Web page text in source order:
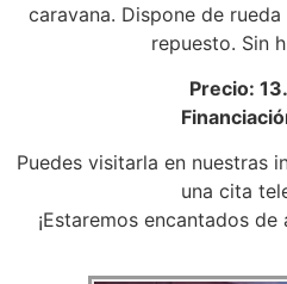
caravana. Dispone de
repuesto. Sin
Precio:
Puedes visitarla en nuestras
una cita
¡Estaremos encantados